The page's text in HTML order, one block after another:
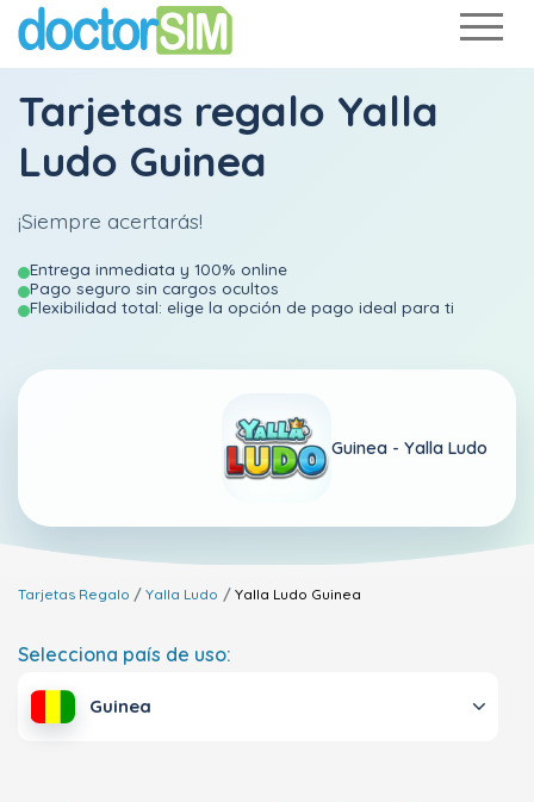
Tarjetas regalo Yalla
Ludo Guinea
¡Siempre acertarás!
Entrega inmediata y 100% online
Pago seguro sin cargos ocultos
Flexibilidad total: elige la opción de pago ideal para ti
Guinea - Yalla Ludo
Tarjetas Regalo Yalla Ludo Yalla Ludo Guinea
Selecciona país de uso:
Guinea